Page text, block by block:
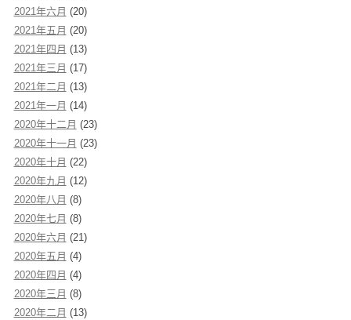
2021年六月 (20)
2021年五月 (20)
2021年四月 (13)
2021年三月 (17)
2021年二月 (13)
2021年一月 (14)
2020年十二月 (23)
2020年十一月 (23)
2020年十月 (22)
2020年九月 (12)
2020年八月 (8)
2020年七月 (8)
2020年六月 (21)
2020年五月 (4)
2020年四月 (4)
2020年三月 (8)
2020年二月 (13)